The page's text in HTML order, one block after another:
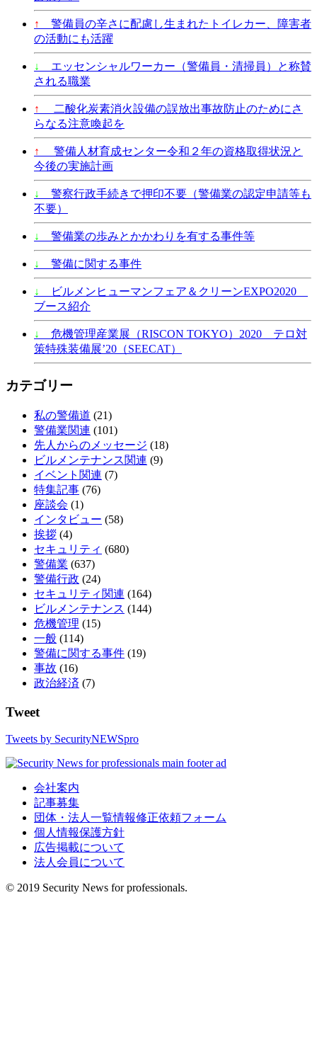
↑
警備員の辛さに配慮し生まれたトイレカー、障害者
の活動にも活躍
↓
エッセンシャルワーカー（警備員・清掃員）と称賛
される職業
↑
二酸化炭素消火設備の誤放出事故防止のためにさ
らなる注意喚起を
↑
警備人材育成センター令和２年の資格取得状況と
今後の実施計画
↓
警察行政手続きで押印不要（警備業の認定申請等も
不要）
↓ 警備業の歩みとかかわりを有する事件等
↓ 警備に関する事件
↓
ビルメンヒューマンフェア＆クリーンEXPO2020
ブース紹介
↓
危機管理産業展（RISCON TOKYO）2020 テロ対
策特殊装備展’20（SEECAT）
カテゴリー
私の警備道 (21)
警備業関連 (101)
先人からのメッセージ (18)
ビルメンテナンス関連 (9)
イベント関連 (7)
特集記事 (76)
座談会 (1)
インタビュー (58)
挨拶 (4)
セキュリティ (680)
警備業 (637)
警備行政 (24)
セキュリティ関連 (164)
ビルメンテナンス (144)
危機管理 (15)
一般 (114)
警備に関する事件 (19)
事故 (16)
政治経済 (7)
Tweet
Tweets by SecurityNEWSpro
会社案内
記事募集
団体・法人一覧情報修正依頼フォーム
個人情報保護方針
広告掲載について
法人会員について
© 2019 Security News for professionals.